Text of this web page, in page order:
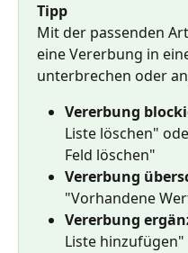
Tipp
Mit der passenden
eine Vererbung in
unterbrechen oder
Vererbung
Liste löschen"
Feld löschen"
Vererbung
"Vorhandene
Vererbung
Liste hinzufügen"